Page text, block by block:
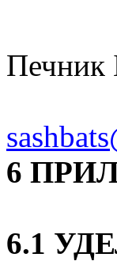
Печник
sashbats
6
6.1